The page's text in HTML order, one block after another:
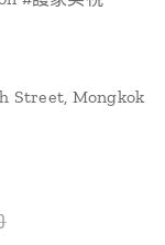
Street, Mongkok